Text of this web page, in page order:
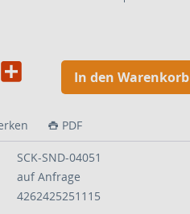
In den Warenkorb
PDF
SCK-SND-04051
auf Anfrage
4262425251115